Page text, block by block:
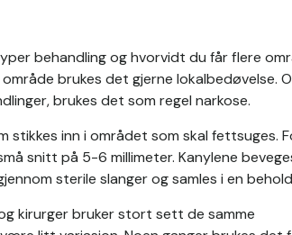
behandling og hvorvidt du får flere
brukes det gjerne lokalbedøvelse.
brukes det som regel narkose.
inn i området som skal fettsuges.
snitt på 5-6 millimeter. Kanylene
sterile slanger og samles i en
kirurger bruker stort sett de samme